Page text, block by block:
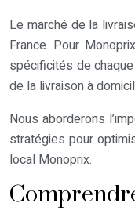
Le marché de la
France. Pour
spécificités de
de la livraison à
Nous aborderons
stratégies pour
local Monoprix.